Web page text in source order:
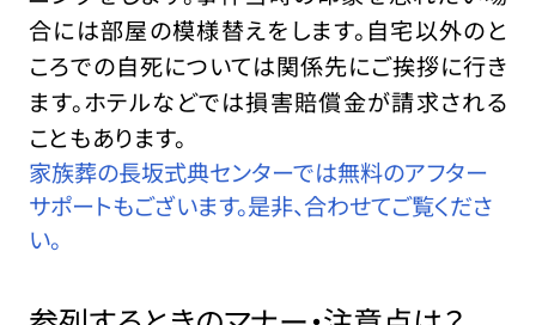
合には部屋の模様替えをします。自宅以外のと
ころでの自死については関係先にご挨拶に行き
ます。ホテルなどでは損害賠償金が請求される
こともあります。
家族葬の長坂式典センターでは無料のアフター
サポートもございます。是非、合わせてご覧くださ
い。